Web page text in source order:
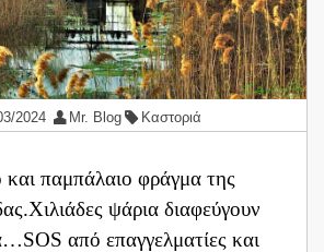
2024 Mr. Blog Καστοριά
παμπάλαιο φράγμα της
ψάρια διαφεύγουν
από επαγγελματίες και